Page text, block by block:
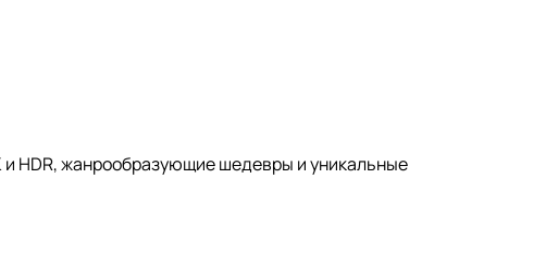
HDR, жанрообразующие шедевры и уникальные